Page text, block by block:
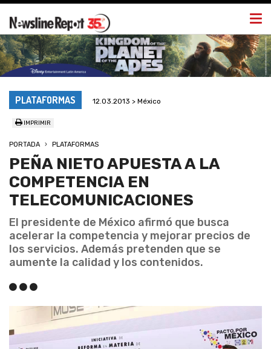
PLATAFORMAS 12.03.2013 > México
IMPRIMIR
PORTADA PLATAFORMAS
PEÑA NIETO APUESTA A LA
COMPETENCIA EN
TELECOMUNICACIONES
El presidente de México afirmó que busca
acelerar la competencia y mejorar precios de
los servicios. Además pretenden que se
aumente la calidad y los contenidos.